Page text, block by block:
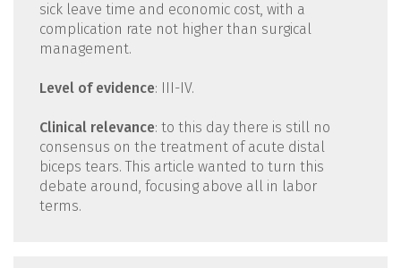
sick leave time and economic cost, with a
complication rate not higher than surgical
management.
Level of evidence: III-IV.
Clinical relevance: to this day there is still no
consensus on the treatment of acute distal
biceps tears. This article wanted to turn this
debate around, focusing above all in labor
terms.